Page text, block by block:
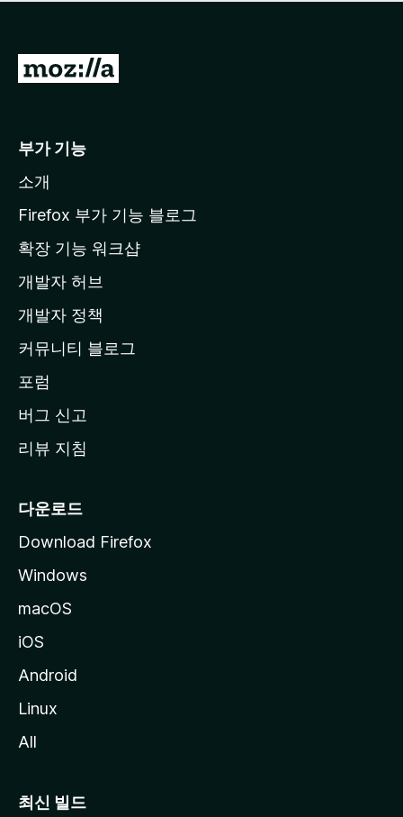
점
습
니
M
l
a
페
이
지
이
동
부가 기능
소개
Firefox 부가 기능 블로그
확장 기능 워크샵
개발자 허브
개발자 정책
커뮤니티 블로그
포럼
버그 신고
리뷰 지침
다운로드
Download Firefox
Windows
macOS
iOS
Android
Linux
All
최신 빌드